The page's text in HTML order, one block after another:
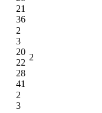
21
36
2
3
20
22
28
41
2
2
3